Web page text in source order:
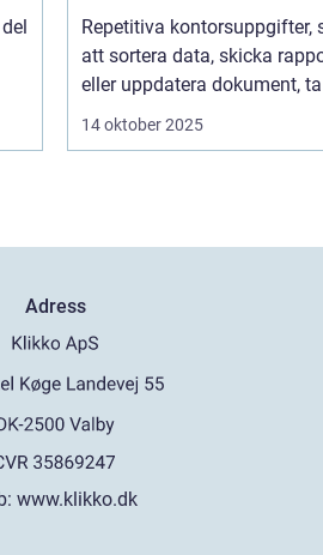
programvara
Repetitiva kontorsuppgifter,
att sortera data, skicka
eller uppdatera dokument,
14 oktober 2025
Adress
www.klikko.dk